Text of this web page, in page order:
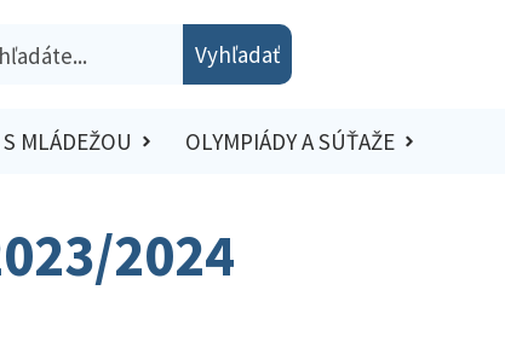
Vyhľadať
S MLÁDEŽOU OLYMPIÁDY A SÚŤAŽE
2024